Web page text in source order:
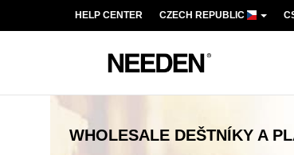
HELP CENTER CZECH REPUBLIC
WHOLESALE DEŠTNÍKY A